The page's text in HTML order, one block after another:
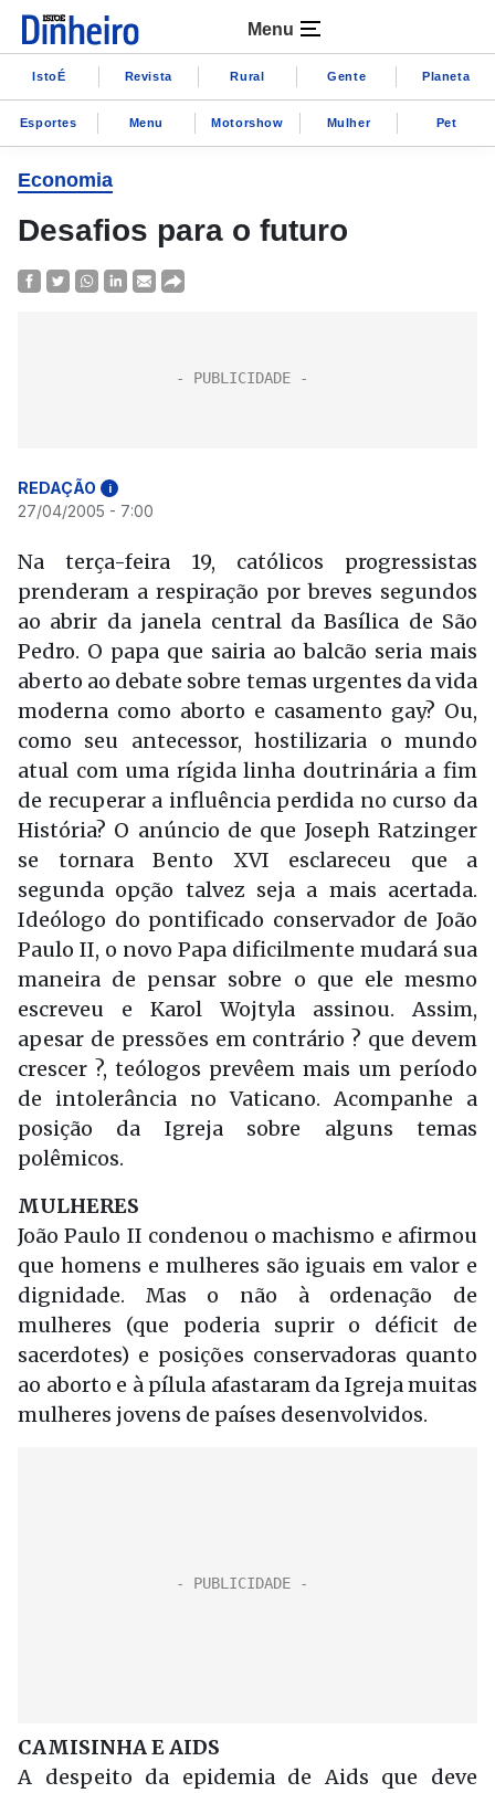
Menu
IstoÉ Revista Rural Gente Planeta
Esportes Menu Motorshow Mulher Pet
Economia
Desafios para o futuro
REDAÇÃO i
27/04/2005 - 7:00
Na terça-feira 19, católicos progressistas
prenderam a respiração por breves segundos
ao abrir da janela central da Basílica de São
Pedro. O papa que sairia ao balcão seria mais
aberto ao debate sobre temas urgentes da vida
moderna como aborto e casamento gay? Ou,
como seu antecessor, hostilizaria o mundo
atual com uma rígida linha doutrinária a fim
de recuperar a influência perdida no curso da
História? O anúncio de que Joseph Ratzinger
se tornara Bento XVI esclareceu que a
segunda opção talvez seja a mais acertada.
Ideólogo do pontificado conservador de João
Paulo II, o novo Papa dificilmente mudará sua
maneira de pensar sobre o que ele mesmo
escreveu e Karol Wojtyla assinou. Assim,
apesar de pressões em contrário ? que devem
crescer ?, teólogos prevêem mais um período
de intolerância no Vaticano. Acompanhe a
posição da Igreja sobre alguns temas
polêmicos.
MULHERES
João Paulo II condenou o machismo e afirmou
que homens e mulheres são iguais em valor e
dignidade. Mas o não à ordenação de
mulheres (que poderia suprir o déficit de
sacerdotes) e posições conservadoras quanto
ao aborto e à pílula afastaram da Igreja muitas
mulheres jovens de países desenvolvidos.
CAMISINHA E AIDS
A despeito da epidemia de Aids que deve